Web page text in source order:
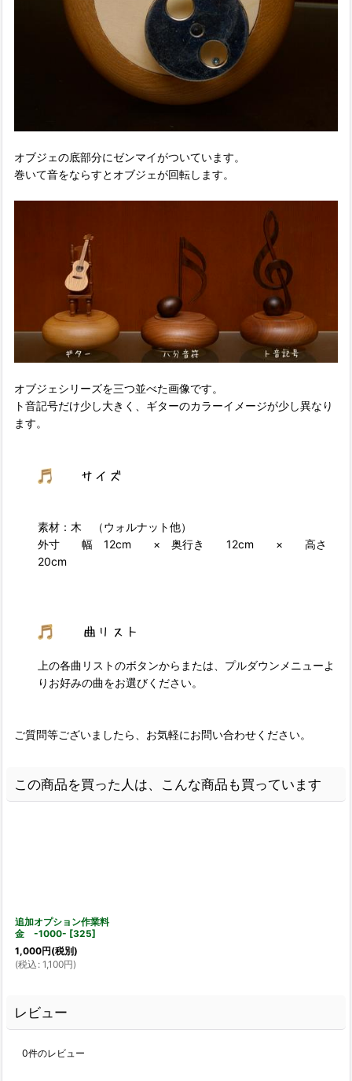
オブジェの底部分にゼンマイがついています。
巻いて音をならすとオブジェが回転します。
オブジェシリーズを三つ並べた画像です。
ト音記号だけ少し大きく、ギターのカラーイメージが少し異なり
ます。
素材：木 （ウォルナット他）
外寸 幅 12cm × 奥行き 12cm × 高さ
20cm
上の各曲リストのボタンからまたは、プルダウンメニューよ
りお好みの曲をお選びください。
ご質問等ございましたら、お気軽にお問い合わせください。
この商品を買った人は、こんな商品も買っています
追加オプション作業料
金 -1000- [325]
1,000円(税別)
(税込 : 1,100円)
レビュー
0件のレビュー